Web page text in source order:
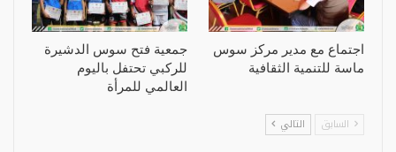
اجتماع مع مدير مركز سوس
ماسة للتنمية الثقافية
جمعية فتح سوس الدشيرة
للركبي تحتفل باليوم
العالمي للمرأة
السابق التالي